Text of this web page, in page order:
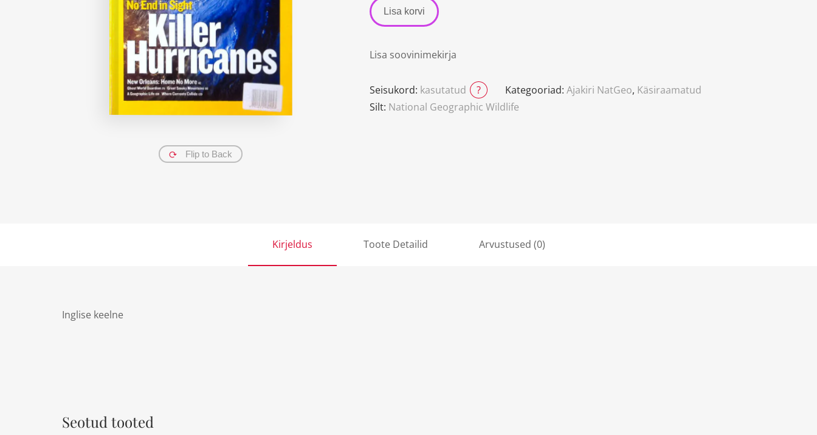
Flip to Back
Lisa korvi
Lisa soovinimekirja
Seisukord: kasutatud ? Kategooriad: Ajakiri NatGeo, Käsiraamatud
Silt: National Geographic Wildlife
Kirjeldus Toote Detailid Arvustused (0)
Inglise keelne
Seotud tooted